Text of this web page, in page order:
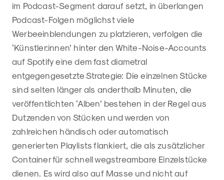
im Podcast-Segment darauf setzt, in überlangen
Podcast-Folgen möglichst viele
Werbeeinblendungen zu platzieren, verfolgen die
‘Künstler:innen’ hinter den White-Noise-Accounts
auf Spotify eine dem fast diametral
entgegengesetzte Strategie: Die einzelnen Stücke
sind selten länger als anderthalb Minuten, die
veröffentlichten ‘Alben’ bestehen in der Regel aus
Dutzenden von Stücken und werden von
zahlreichen händisch oder automatisch
generierten Playlists flankiert, die als zusätzlicher
Container für schnell wegstreambare Einzelstücke
dienen. Es wird also auf Masse und nicht auf